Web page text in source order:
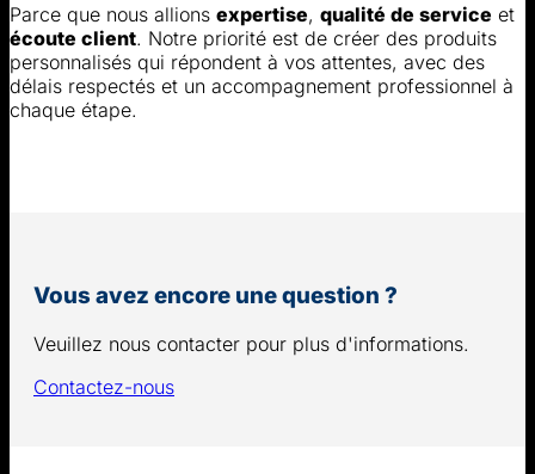
Parce que nous allions expertise, qualité de service et
écoute client. Notre priorité est de créer des produits
personnalisés qui répondent à vos attentes, avec des
délais respectés et un accompagnement professionnel à
chaque étape.
Vous avez encore une question ?
Veuillez nous contacter pour plus d'informations.
Contactez-nous